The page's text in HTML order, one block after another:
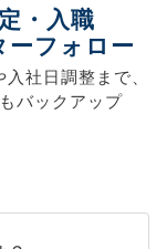
・入職
ーフォロー
入社日調整まで、
バックアップ